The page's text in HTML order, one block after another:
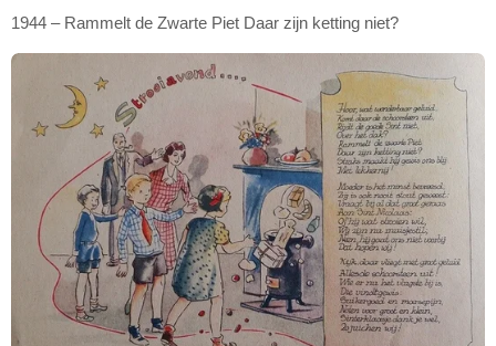
1944 – Rammelt de Zwarte Piet Daar zijn ketting niet?